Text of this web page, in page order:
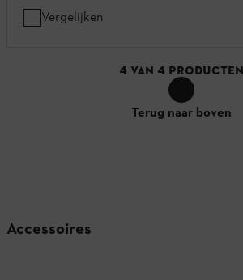
Vergelijken
4 VAN 4 PRODUCTEN
Terug naar boven
Accessoires